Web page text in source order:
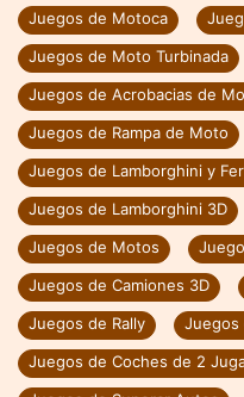
Juegos de Motoca
Juegos de Moto Turbinada
Juegos de Acrobacias de
Juegos de Rampa de Moto
Juegos de Lamborghini y
Juegos de Lamborghini 3D
Juegos de Motos
Juegos de Camiones 3D
Juegos de Rally
Juegos
Juegos de Coches de 2